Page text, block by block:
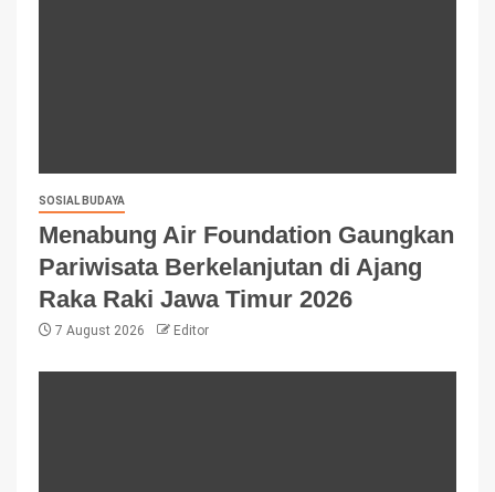
SOSIAL BUDAYA
Menabung Air Foundation Gaungkan
Pariwisata Berkelanjutan di Ajang
Raka Raki Jawa Timur 2026
7 August 2026 Editor